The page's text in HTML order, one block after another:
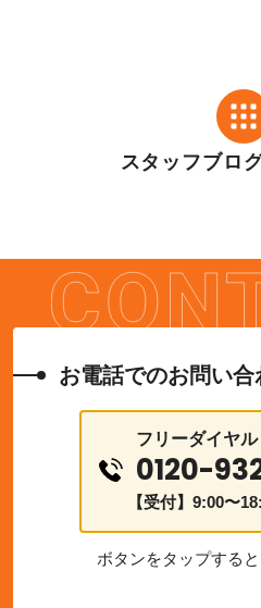
スタッフブロ
お電話でのお問い合
フリーダイヤル
0120-
【受付】9:00〜
ボタンをタップする